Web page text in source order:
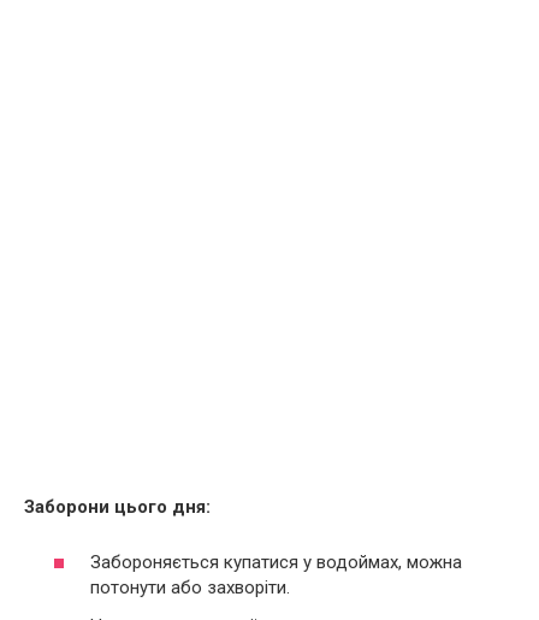
Заборони цього дня:
Забороняється купатися у водоймах, можна
потонути або захворіти.